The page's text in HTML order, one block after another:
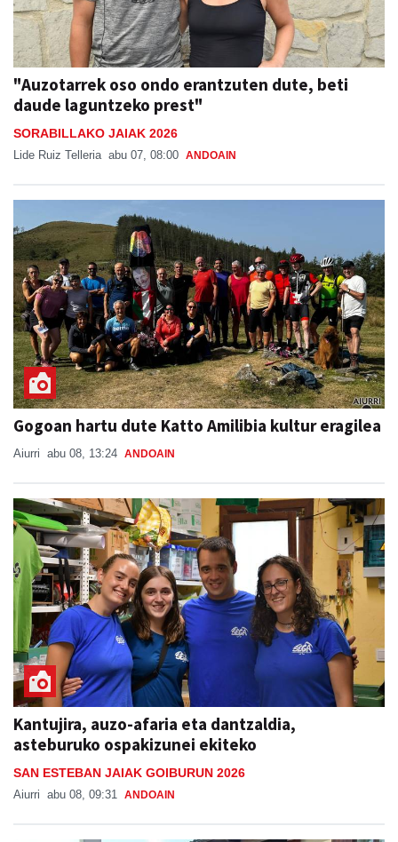
"Auzotarrek oso ondo erantzuten dute, beti
daude laguntzeko prest"
SORABILLAKO JAIAK 2026
Lide Ruiz Telleria abu 07, 08:00 ANDOAIN
Gogoan hartu dute Katto Amilibia kultur eragilea
Aiurri abu 08, 13:24 ANDOAIN
Kantujira, auzo-afaria eta dantzaldia,
asteburuko ospakizunei ekiteko
SAN ESTEBAN JAIAK GOIBURUN 2026
Aiurri abu 08, 09:31 ANDOAIN